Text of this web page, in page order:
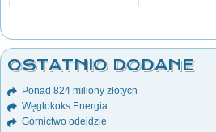
OSTATNIO DODANE
Ponad 824 miliony złotych
Węglokoks Energia
Górnictwo odejdzie